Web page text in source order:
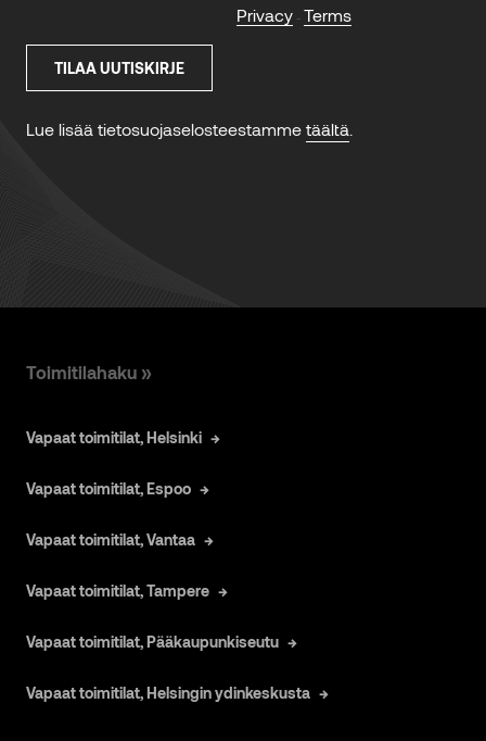
Toimitilahaku »
Vapaat toimitilat, Helsinki
Vapaat toimitilat, Espoo
Vapaat toimitilat, Vantaa
Vapaat toimitilat, Tampere
Vapaat toimitilat, Pääkaupunkiseutu
Vapaat toimitilat, Helsingin ydinkeskusta